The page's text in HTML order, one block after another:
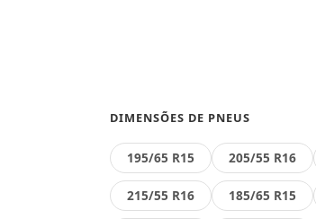
DIMENSÕES DE PNEUS
195/65 R15 205/55 R16
215/55 R16 185/65 R15